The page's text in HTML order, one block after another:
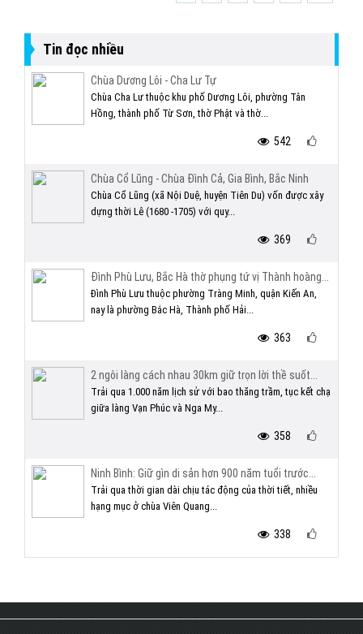
Tin đọc nhiều
Chùa Dương Lôi - Cha Lư Tự
Chùa Cha Lư thuộc khu phố Dương Lôi, phường Tân
Hồng, thành phố Từ Sơn, thờ Phật và thờ...
542
Chùa Cổ Lũng - Chùa Đình Cả, Gia Bình, Bắc Ninh
Chùa Cổ Lũng (xã Nội Duệ, huyện Tiên Du) vốn được xây
dựng thời Lê (1680 -1705) với quy...
369
Đình Phù Lưu, Bắc Hà thờ phụng tứ vị Thành hoàng...
Đình Phù Lưu thuộc phường Tràng Minh, quận Kiến An,
nay là phường Bắc Hà, Thành phố Hải...
363
2 ngôi làng cách nhau 30km giữ trọn lời thề suốt...
Trải qua 1.000 năm lịch sử với bao thăng trầm, tục kết chạ
giữa làng Vạn Phúc và Nga My...
358
Ninh Bình: Giữ gìn di sản hơn 900 năm tuổi trước...
Trải qua thời gian dài chịu tác động của thời tiết, nhiều
hạng mục ở chùa Viên Quang...
338